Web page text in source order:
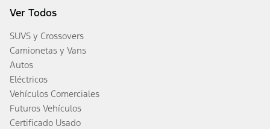
Ver Todos
SUVS y Crossovers
Camionetas y Vans
Autos
Eléctricos
Vehículos Comerciales
Futuros Vehículos
Certificado Usado